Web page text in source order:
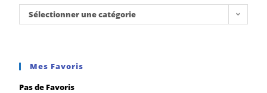
Sélectionner une catégorie
Mes Favoris
Pas de Favoris